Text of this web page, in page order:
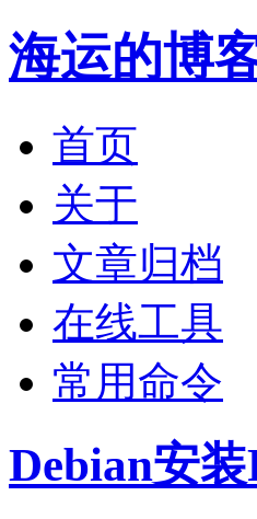
海运的博
首页
关于
文章归档
在线工具
常用命令
Debian安